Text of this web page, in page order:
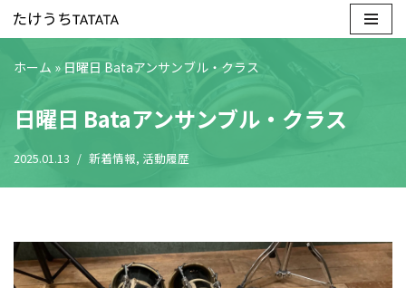
ン
ン
へ
ス
プ
ホーム » 日曜日 Bataアンサンブル・クラス
日曜日 Bataアンサンブル・クラス
2025.01.13 新着情報, 活動履歴